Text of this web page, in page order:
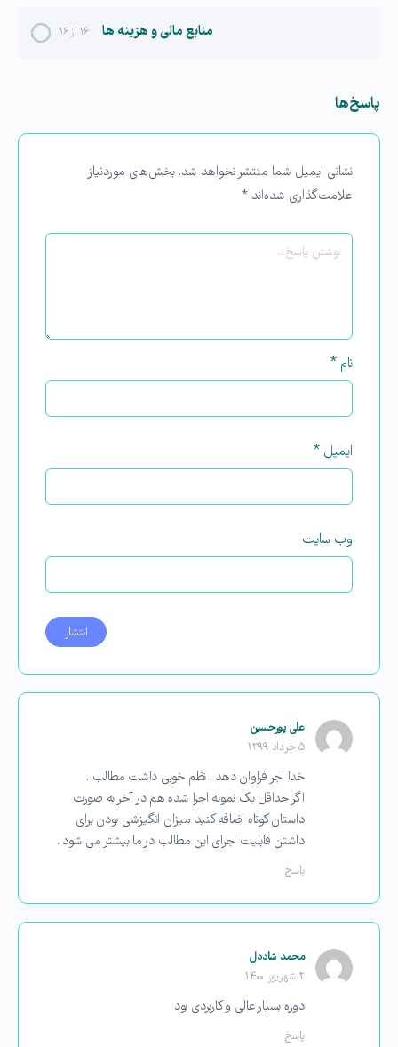
۱۶ از ۱۶ منابع مالی و هزینه ها
پاسخ‌ها
نشانی ایمیل شما منتشر نخواهد شد. بخش‌های موردنیاز
علامت‌گذاری شده‌اند *
نام *
ایمیل *
وب‌ سایت
علی پورحسین
۵ خرداد ۱۳۹۹
خدا اجر فراوان دهد . نظم خوبی داشت مطالب .
اگر حداقل یک نمونه اجرا شده هم در آخر به صورت
داستان کوتاه اضافه کنید میزان انگیزشی بودن برای
داشتن قابلیت اجرای این مطالب در ما بیشتر می شود .
پاسخ
محمد شاددل
۲ شهریور ۱۴۰۰
دوره بسیار عالی و کاربردی بود
پاسخ